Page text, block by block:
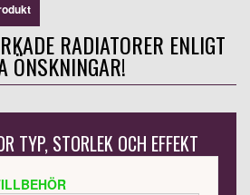
RADIATORER ENLIGT
ÖNSKNINGAR!
TYP, STORLEK OCH EFFEKT